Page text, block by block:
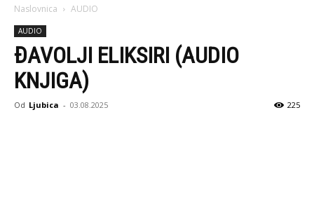
Naslovnica AUDIO
AUDIO
ĐAVOLJI ELIKSIRI (AUDIO
KNJIGA)
Od Ljubica - 03.08.2025 225